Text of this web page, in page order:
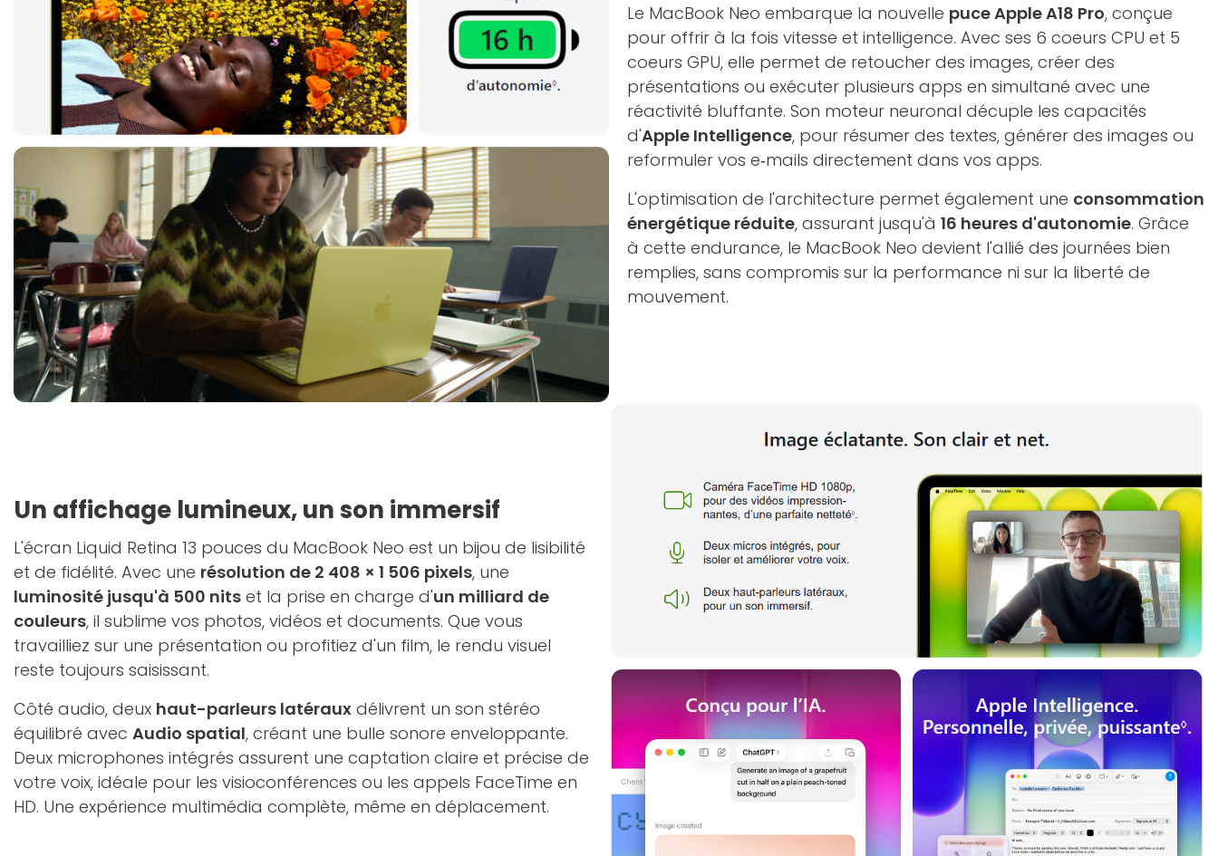
Le MacBook Neo embarque la nouvelle puce Apple A18 Pro, conçue
pour offrir à la fois vitesse et intelligence. Avec ses 6 coeurs CPU et 5
coeurs GPU, elle permet de retoucher des images, créer des
présentations ou exécuter plusieurs apps en simultané avec une
réactivité bluffante. Son moteur neuronal décuple les capacités
d'Apple Intelligence, pour résumer des textes, générer des images ou
reformuler vos e‑mails directement dans vos apps.
L'optimisation de l'architecture permet également une consommation
énergétique réduite, assurant jusqu'à 16 heures d'autonomie. Grâce
à cette endurance, le MacBook Neo devient l'allié des journées bien
remplies, sans compromis sur la performance ni sur la liberté de
mouvement.
Un affichage lumineux, un son immersif
L'écran Liquid Retina 13 pouces du MacBook Neo est un bijou de lisibilité
et de fidélité. Avec une résolution de 2 408 × 1 506 pixels, une
luminosité jusqu'à 500 nits et la prise en charge d'un milliard de
couleurs, il sublime vos photos, vidéos et documents. Que vous
travailliez sur une présentation ou profitiez d'un film, le rendu visuel
reste toujours saisissant.
Côté audio, deux haut-parleurs latéraux délivrent un son stéréo
équilibré avec Audio spatial, créant une bulle sonore enveloppante.
Deux microphones intégrés assurent une captation claire et précise de
votre voix, idéale pour les visioconférences ou les appels FaceTime en
HD. Une expérience multimédia complète, même en déplacement.